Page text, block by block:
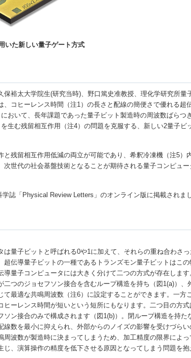
いた新しい量子ゲート方式
裕太大学院生(研究当時)、野口篤史准教授、理化学研究所量
コヒーレンス時間（注1）の長さと配線の簡便さで優れる超
おいて、長年課題であった量子ビット製造時の周波数ばらつ
生む残留相互作用（注4）の問題を克服する、新しい2量子ビ
残留相互作用低減の両立が可能であり、希釈冷凍機（注5）
世代の社会基盤技術となることが期待される量子コンピュー
誌「Physical Review Letters」のオンライン版に掲載されまし
量子ビットと呼ばれる0や1に加えて、それらの重ね合わさ
伝導量子ビットの一種であるトランズモン量子ビットはこ
量子コンピュータには大きく分けて二つの方式が存在します
つのジョセフソン接合を含むループ構造を持ち（図1(a)）、
最適な共鳴周波数（注6）に設定することができます。一方
ーレンス時間が短いという短所にもなります。二つ目の方
ン接合のみで構成されます（図1(b)）。閉ループ構造を持た
数を最小に抑えられ、外部からのノイズの影響を受けづら
波数が製造時に決まってしまうため、加工精度の限界によ
、演算操作の精度を低下させる原因となってしまう問題を抱